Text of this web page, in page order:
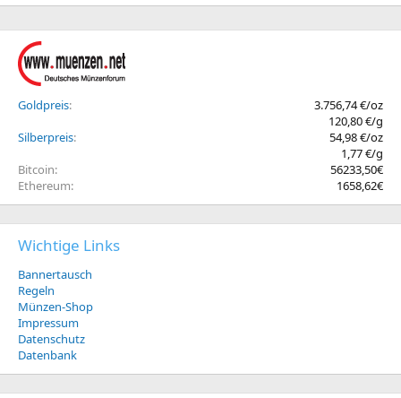
Goldpreis
3.756,74 €/oz
120,80 €/g
Silberpreis
54,98 €/oz
1,77 €/g
Bitcoin
56233,50€
Ethereum
1658,62€
Wichtige Links
Bannertausch
Regeln
Münzen-Shop
Impressum
Datenschutz
Datenbank